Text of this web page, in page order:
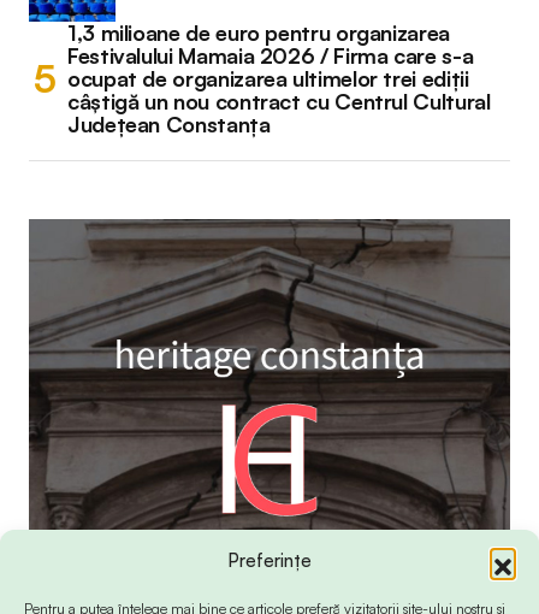
Preferințe
Pentru a putea înțelege mai bine ce articole preferă vizitatorii site-ului nostru și
1,3 milioane de euro pentru organizarea
Festivalului Mamaia 2026 / Firma care s-a
ocupat de organizarea ultimelor trei ediții
câștigă un nou contract cu Centrul Cultural
Județean Constanța